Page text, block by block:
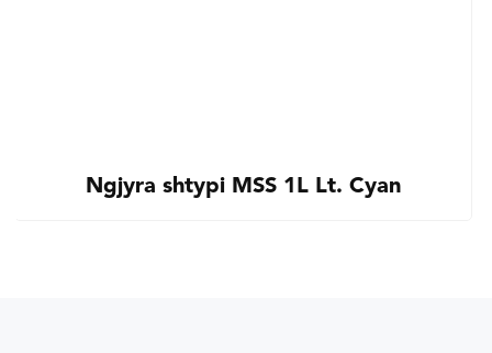
Ngjyra shtypi MSS 1L Lt. Cyan